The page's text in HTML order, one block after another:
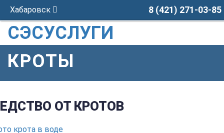
Хабаровск 8 (421) 271-03-85
СЭСУСЛУГИ
КРОТЫ
ОТ КРОТОВ